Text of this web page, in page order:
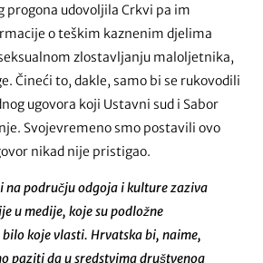
progona udovoljila Crkvi pa im
o teškim kaznenim djelima
zlostavljanju maloljetnika,
Čineći to, dakle, samo bi se rukovodili
ugovora koji Ustavni sud i Sabor
Svojevremeno smo postavili ovo
nikad nije pristigao.
na području odgoja i kulture zaziva
u medije, koje su podložne
koje vlasti. Hrvatska bi, naime,
paziti da u sredstvima društvenog